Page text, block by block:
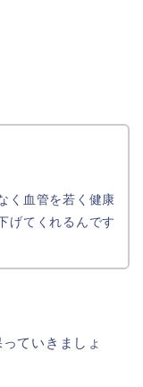
く血管を若く健康
げてくれるんです
ていきましょ